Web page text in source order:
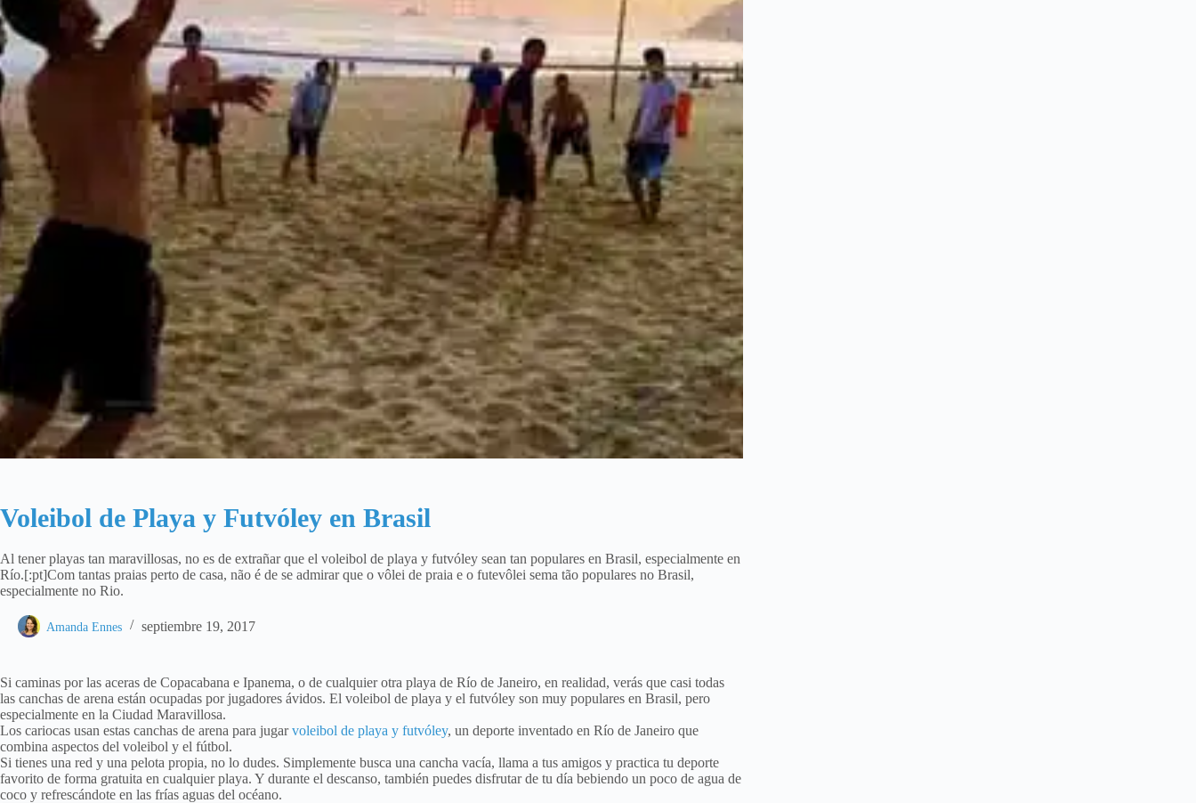
Voleibol de Playa y Futvóley en Brasil
Al tener playas tan maravillosas, no es de extrañar que el voleibol de playa y futvóley sean tan populares en Brasil, especialmente en
Río.[:pt]Com tantas praias perto de casa, não é de se admirar que o vôlei de praia e o futevôlei sema tão populares no Brasil,
especialmente no Rio.
Amanda Ennes septiembre 19, 2017
Si caminas por las aceras de Copacabana e Ipanema, o de cualquier otra playa de Río de Janeiro, en realidad, verás que casi todas
las canchas de arena están ocupadas por jugadores ávidos. El voleibol de playa y el futvóley son muy populares en Brasil, pero
especialmente en la Ciudad Maravillosa.
Los cariocas usan estas canchas de arena para jugarvoleibol de playa y futvóley, ​​un deporte inventado en Río de Janeiro que
combina aspectos del voleibol y el fútbol.
Si tienes una red y una pelota propia, no lo dudes. Simplemente busca una cancha vacía, llama a tus amigos y practica tu deporte
favorito de forma gratuita en cualquier playa. Y durante el descanso, también puedes disfrutar de tu día bebiendo un poco de agua de
coco y refrescándote en las frías aguas del océano.